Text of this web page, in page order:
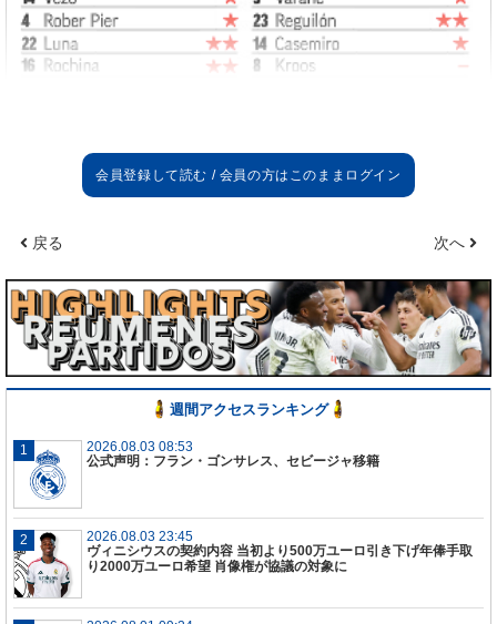
戻る 次へ
週間アクセスランキング
2026.08.03 08:53
公式声明：フラン・ゴンサレス、セビージャ移籍
2026.08.03 23:45
ヴィニシウスの契約内容 当初より500万ユーロ引き下げ年俸手取
り2000万ユーロ希望 肖像権が協議の対象に